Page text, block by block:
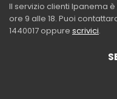
Il servizio clienti Ipanema
ore 9 alle 18. Puoi
1440017 oppure scrivici.